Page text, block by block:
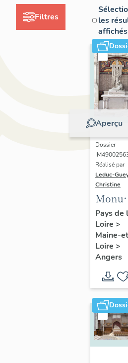
Filtres
les
affichés
Aperçu
Dossier
Réalisé par
Leduc-
Christine
aux
morts,
église
Sainte-
Pays de
Loire >
Maine-
Loire >
Angers